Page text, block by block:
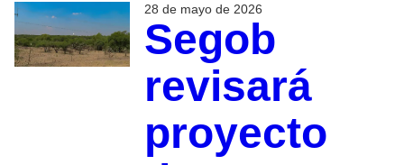
28 de mayo de 2026
Segob
revisará
proyecto